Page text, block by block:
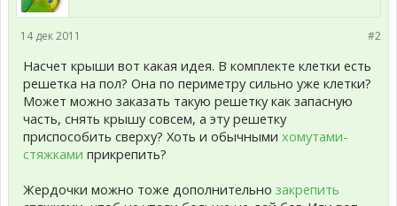
#2
14 дек 2011
Насчет крыши вот какая идея. В комплекте клетки есть
решетка на пол? Она по периметру сильно уже клетки?
Может можно заказать такую решетку как запасную
часть, снять крышу совсем, а эту решетку
приспособить сверху? Хоть и обычными хомутами-
стяжками прикрепить?
Жердочки можно тоже дополнительно закрепить